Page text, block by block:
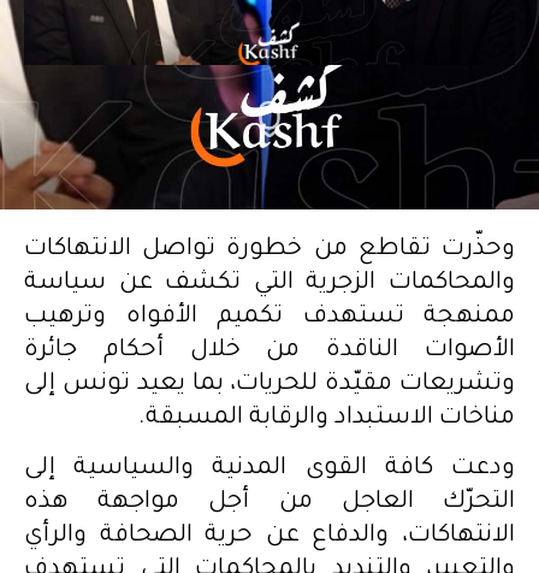
وحذّرت تقاطع من خطورة تواصل الانتهاكات
والمحاكمات الزجرية التي تكشف عن سياسة
ممنهجة تستهدف تكميم الأفواه وترهيب
الأصوات الناقدة من خلال أحكام جائرة
وتشريعات مقيّدة للحريات، بما يعيد تونس إلى
مناخات الاستبداد والرقابة المسبقة.
ودعت كافة القوى المدنية والسياسية إلى
التحرّك العاجل من أجل مواجهة هذه
الانتهاكات، والدفاع عن حرية الصحافة والرأي